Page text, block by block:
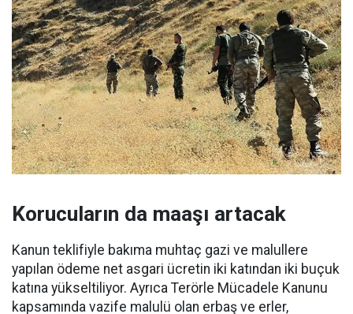
Korucuların da maaşı artacak
Kanun teklifiyle bakıma muhtaç gazi ve malullere
yapılan ödeme net asgari ücretin iki katından iki buçuk
katına yükseltiliyor. Ayrıca Terörle Mücadele Kanunu
kapsamında vazife malulü olan erbaş ve erler,